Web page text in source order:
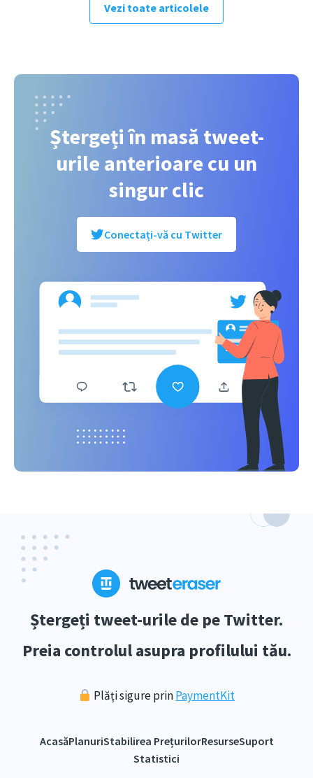
Vezi toate articolele
Ștergeți în masă tweet-
urile anterioare cu un
singur clic
Conectați-vă cu Twitter
Ștergeți tweet-urile de pe Twitter.
Preia controlul asupra profilului tău.
Plăți sigure prinPaymentKit
AcasăPlanuriStabilirea PrețurilorResurseSuport
Statistici